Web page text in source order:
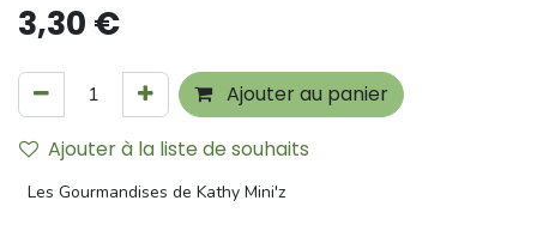
3,30 €
Ajouter au panier
Ajouter à la liste de souhaits
Les Gourmandises de Kathy Mini'z